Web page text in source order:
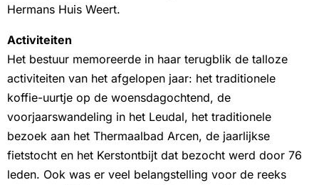
Hermans Huis Weert.
Activiteiten
Het bestuur memoreerde in haar terugblik de talloze
activiteiten van het afgelopen jaar: het traditionele
koffie-uurtje op de woensdagochtend, de
voorjaarswandeling in het Leudal, het traditionele
bezoek aan het Thermaalbad Arcen, de jaarlijkse
fietstocht en het Kerstontbijt dat bezocht werd door 76
leden. Ook was er veel belangstelling voor de reeks